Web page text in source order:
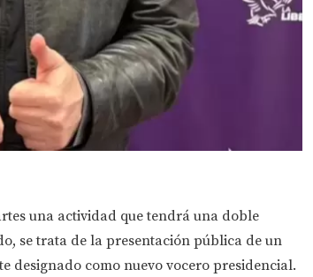
una actividad que tendrá una doble
se trata de la presentación pública de un
designado como nuevo vocero presidencial.